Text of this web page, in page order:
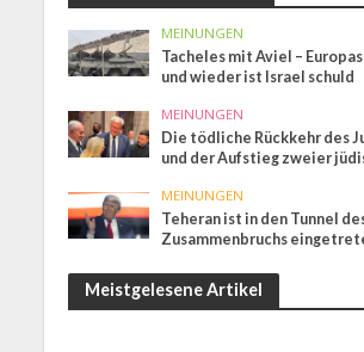
MEINUNGEN
Tacheles mit Aviel –
und wieder ist Israel schuld
MEINUNGEN
Die tödliche Rückkehr des
und der Aufstieg zweier
MEINUNGEN
Teheran ist in den Tunnel
Zusammenbruchs
Meistgelesene Artikel